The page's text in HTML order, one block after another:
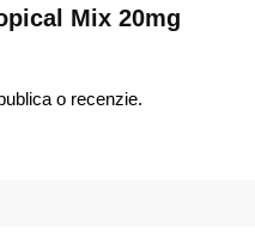
Mix 20mg
o recenzie.